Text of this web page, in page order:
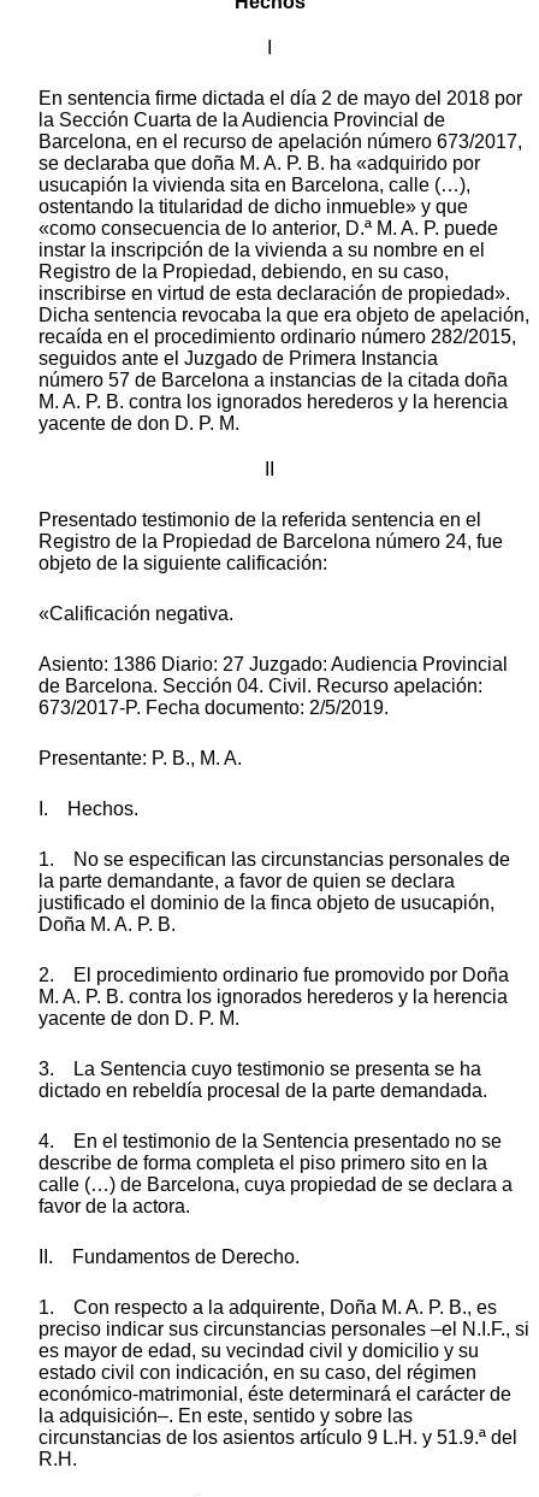
En sentencia firme dictada el día 2 de mayo del 2018 por
la Sección Cuarta de la Audiencia Provincial de
Barcelona, en el recurso de apelación número 673/2017,
se declaraba que doña M. A. P. B. ha «adquirido por
usucapión la vivienda sita en Barcelona, calle (…),
ostentando la titularidad de dicho inmueble» y que
«como consecuencia de lo anterior, D.ª M. A. P. puede
instar la inscripción de la vivienda a su nombre en el
Registro de la Propiedad, debiendo, en su caso,
inscribirse en virtud de esta declaración de propiedad».
Dicha sentencia revocaba la que era objeto de apelación,
recaída en el procedimiento ordinario número 282/2015,
seguidos ante el Juzgado de Primera Instancia
número 57 de Barcelona a instancias de la citada doña
M. A. P. B. contra los ignorados herederos y la herencia
yacente de don D. P. M.
Presentado testimonio de la referida sentencia en el
Registro de la Propiedad de Barcelona número 24, fue
objeto de la siguiente calificación:
«Calificación negativa.
Asiento: 1386 Diario: 27 Juzgado: Audiencia Provincial
de Barcelona. Sección 04. Civil. Recurso apelación:
673/2017-P. Fecha documento: 2/5/2019.
Presentante: P. B., M. A.
I. Hechos.
1. No se especifican las circunstancias personales de
la parte demandante, a favor de quien se declara
justificado el dominio de la finca objeto de usucapión,
Doña M. A. P. B.
2. El procedimiento ordinario fue promovido por Doña
M. A. P. B. contra los ignorados herederos y la herencia
yacente de don D. P. M.
3. La Sentencia cuyo testimonio se presenta se ha
dictado en rebeldía procesal de la parte demandada.
4. En el testimonio de la Sentencia presentado no se
describe de forma completa el piso primero sito en la
calle (…) de Barcelona, cuya propiedad de se declara a
favor de la actora.
II. Fundamentos de Derecho.
1. Con respecto a la adquirente, Doña M. A. P. B., es
preciso indicar sus circunstancias personales –el N.I.F., si
es mayor de edad, su vecindad civil y domicilio y su
estado civil con indicación, en su caso, del régimen
económico-matrimonial, éste determinará el carácter de
la adquisición–. En este, sentido y sobre las
circunstancias de los asientos artículo 9 L.H. y 51.9.ª del
R.H.